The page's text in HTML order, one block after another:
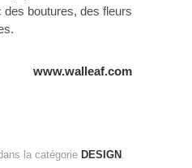
boutures, des fleurs
www.walleaf.com
la catégorie DESIGN .